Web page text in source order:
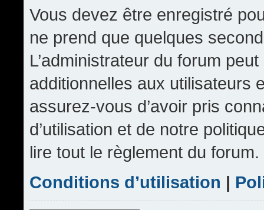
Vous devez être enregistré
ne prend que quelques
L’administrateur du forum
additionnelles aux utilisateurs
assurez-vous d’avoir pris
d’utilisation et de notre
lire tout le règlement du forum.
Conditions d’utilisation |